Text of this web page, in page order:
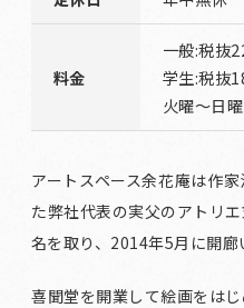
料金
一般:税抜
学生:税抜
火曜〜日
アートスペース余花庵は作
た弊社代表の実父のアトリ
名を取り、2014年5月に開廊
喜聞堂を開業して絵画をは